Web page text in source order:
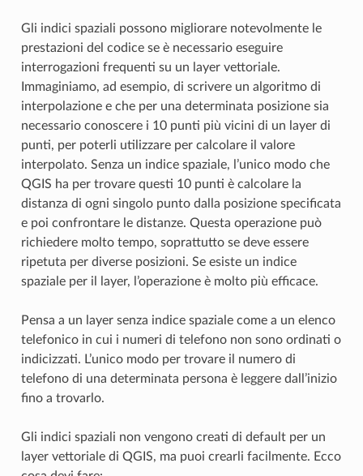
Gli indici spaziali possono migliorare notevolmente le
prestazioni del codice se è necessario eseguire
interrogazioni frequenti su un layer vettoriale.
Immaginiamo, ad esempio, di scrivere un algoritmo di
interpolazione e che per una determinata posizione sia
necessario conoscere i 10 punti più vicini di un layer di
punti, per poterli utilizzare per calcolare il valore
interpolato. Senza un indice spaziale, l’unico modo che
QGIS ha per trovare questi 10 punti è calcolare la
distanza di ogni singolo punto dalla posizione specificata
e poi confrontare le distanze. Questa operazione può
richiedere molto tempo, soprattutto se deve essere
ripetuta per diverse posizioni. Se esiste un indice
spaziale per il layer, l’operazione è molto più efficace.
Pensa a un layer senza indice spaziale come a un elenco
telefonico in cui i numeri di telefono non sono ordinati o
indicizzati. L’unico modo per trovare il numero di
telefono di una determinata persona è leggere dall’inizio
fino a trovarlo.
Gli indici spaziali non vengono creati di default per un
layer vettoriale di QGIS, ma puoi crearli facilmente. Ecco